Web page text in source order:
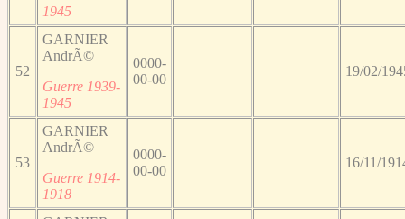
1945
52
GARNIER
AndrÃ©
Guerre 1939-
1945
0000-
00-00
19/02/
53
GARNIER
AndrÃ©
Guerre 1914-
1918
0000-
00-00
16/11/